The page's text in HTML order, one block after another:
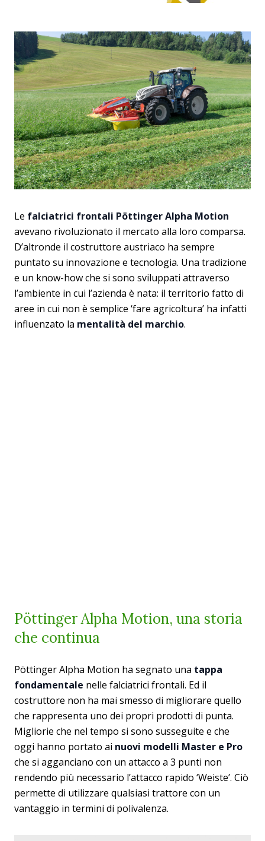
Le falciatrici frontali Pöttinger Alpha Motion
avevano rivoluzionato il mercato alla loro comparsa.
D’altronde il costruttore austriaco ha sempre
puntato su innovazione e tecnologia. Una tradizione
e un know-how che si sono sviluppati attraverso
l’ambiente in cui l’azienda è nata: il territorio fatto di
aree in cui non è semplice ‘fare agricoltura’ ha infatti
influenzato la mentalità del marchio.
Pöttinger Alpha Motion, una storia
che continua
Pöttinger Alpha Motion ha segnato una tappa
fondamentale nelle falciatrici frontali. Ed il
costruttore non ha mai smesso di migliorare quello
che rappresenta uno dei propri prodotti di punta.
Migliorie che nel tempo si sono susseguite e che
oggi hanno portato ai nuovi modelli Master e Pro
che si agganciano con un attacco a 3 punti non
rendendo più necessario l’attacco rapido ‘Weiste’. Ciò
permette di utilizzare qualsiasi trattore con un
vantaggio in termini di polivalenza.